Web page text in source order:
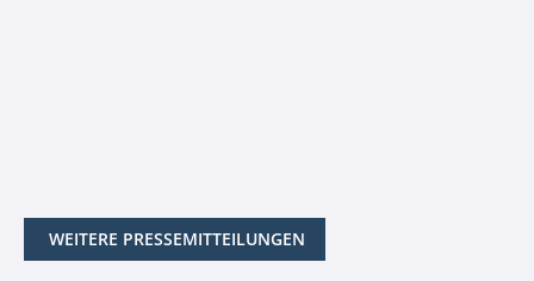
WEITERE PRESSEMITTEILUNGEN